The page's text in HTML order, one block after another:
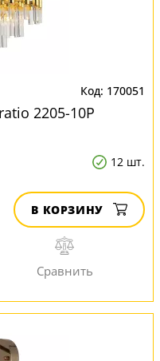
170051
2205-10P
12 шт.
В КОРЗИНУ